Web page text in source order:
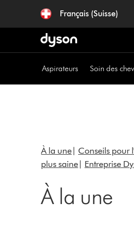
pages
Français (Suisse)
Aspirateurs Soin des
À la une| Conseils pour
plus saine| Entreprise
À la une